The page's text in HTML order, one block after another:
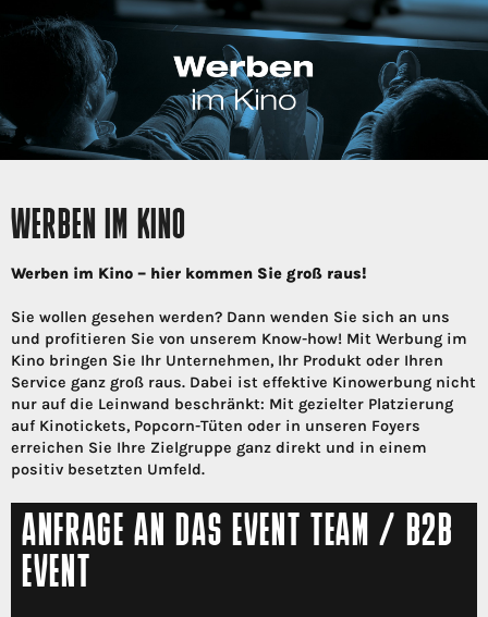
WERBEN IM KINO
Werben im Kino – hier kommen Sie groß raus!
Sie wollen gesehen werden? Dann wenden Sie sich an uns
und profitieren Sie von unserem Know-how! Mit Werbung im
Kino bringen Sie Ihr Unternehmen, Ihr Produkt oder Ihren
Service ganz groß raus. Dabei ist effektive Kinowerbung nicht
nur auf die Leinwand beschränkt: Mit gezielter Platzierung
auf Kinotickets, Popcorn-Tüten oder in unseren Foyers
erreichen Sie Ihre Zielgruppe ganz direkt und in einem
positiv besetzten Umfeld.
ANFRAGE AN DAS EVENT TEAM / B2B
EVENT